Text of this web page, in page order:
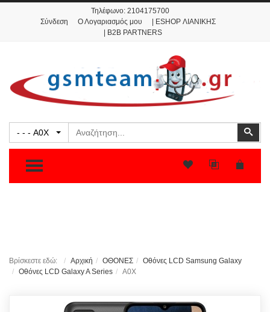
Τηλέφωνο: 2104175700
Σύνδεση
Ο Λογαριασμός μου
| ESHOP ΛΙΑΝΙΚΗΣ
| B2B PARTNERS
- - - A0X
TOGGLE MENU
Βρίσκεστε εδώ: Αρχική ΟΘΟΝΕΣ
Οθόνες LCD Samsung Galaxy
Οθόνες LCD Galaxy A Series
A0X